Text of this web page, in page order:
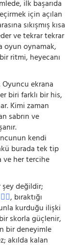
ilk başarıda
için açılan
sıkışmış kısa
ve tekrar tekrar
oyun oynamak,
ritmi, heyecanı
Oyuncu ekrana
biri farklı bir his,
Kimi zaman
sabrın ve
kendi
burada tek tip
ve her tercihe
değildir;
, bıraktığı
kurduğu ilişki
skorla güçlenir,
bir deneyimle
akılda kalan